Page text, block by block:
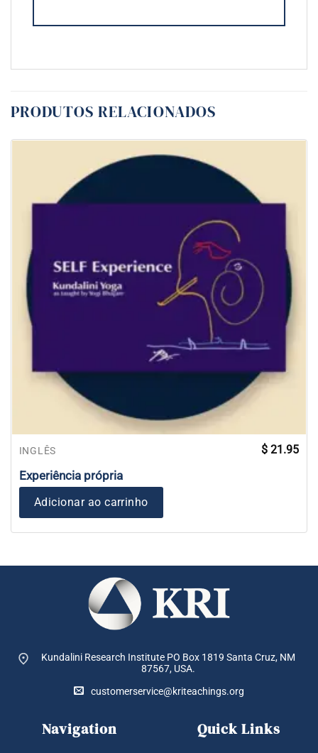
PRODUTOS RELACIONADOS
INGLÊS
Experiência própria
$ 21.95
Adicionar ao carrinho
Kundalini Research Institute PO Box 1819 Santa Cruz, NM
87567, USA.
customerservice@kriteachings.org
Navigation Quick Links